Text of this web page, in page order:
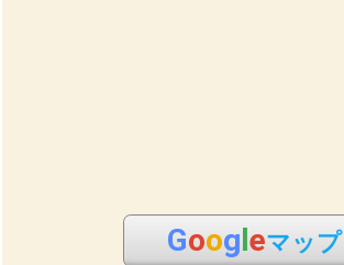
Googleマップ